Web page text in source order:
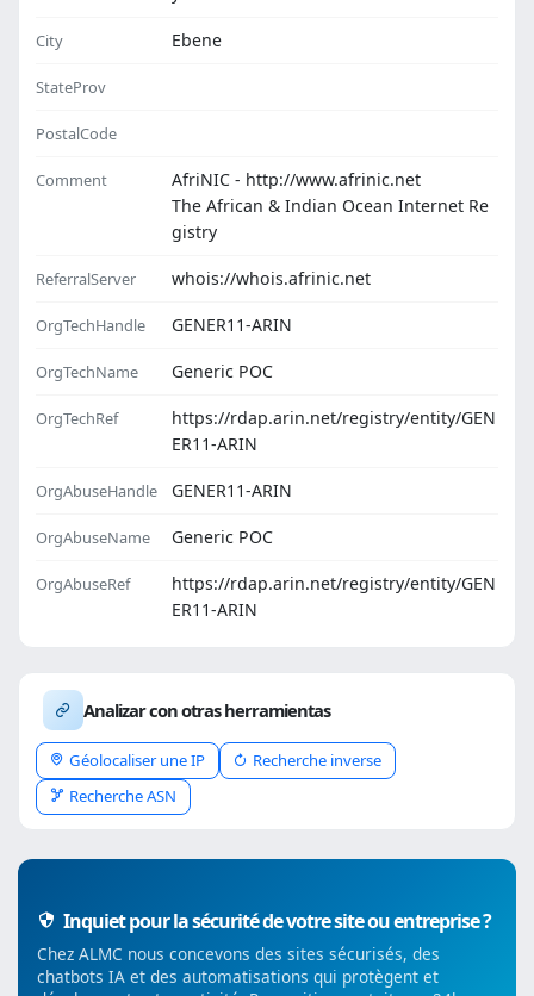
City Ebene
StateProv
PostalCode
Comment
AfriNIC - http://www.afrinic.net
The African & Indian Ocean Internet Re
gistry
ReferralServer whois://whois.afrinic.net
OrgTechHandle GENER11-ARIN
OrgTechName Generic POC
OrgTechRef
https://rdap.arin.net/registry/entity/GEN
ER11-ARIN
OrgAbuseHandle GENER11-ARIN
OrgAbuseName Generic POC
OrgAbuseRef
https://rdap.arin.net/registry/entity/GEN
ER11-ARIN
Analizar con otras herramientas
Géolocaliser une IP
Recherche inverse
Recherche ASN
Inquiet pour la sécurité de votre site ou entreprise ?
Chez ALMC nous concevons des sites sécurisés, des
chatbots IA et des automatisations qui protègent et